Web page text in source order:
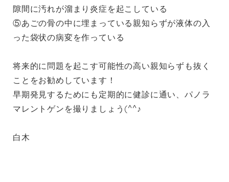
隙間に汚れが溜まり炎症を起こしている
⑤あごの骨の中に埋まっている親知らずが液体の入
った袋状の病変を作っている
将来的に問題を起こす可能性の高い親知らずも抜く
ことをお勧めしています！
早期発見するためにも定期的に健診に通い、パノラ
マレントゲンを撮りましょう(^^♪
白木